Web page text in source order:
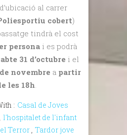
al carrer
cobert)
tindrà el cost
personai es podrà
31 d’octubre i el
novembre a partir
les 18h
: Casal de Joves
l'hospitalet de l'infant
Terror, Tardor jove